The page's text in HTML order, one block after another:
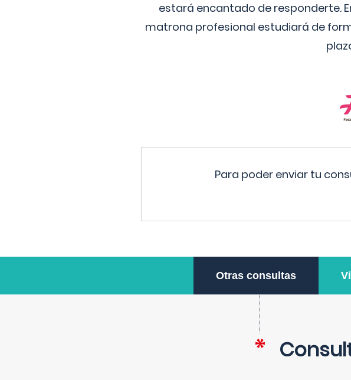
estará encantado de responderte.
matrona profesional estudiará de
Para poder enviar tu
Otras consultas